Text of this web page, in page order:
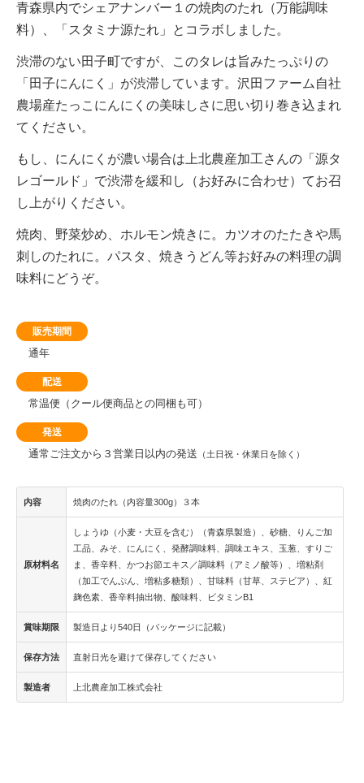
青森県内でシェアナンバー１の焼肉のたれ（万能調味
料）、「スタミナ源たれ」とコラボしました。
渋滞のない田子町ですが、このタレは旨みたっぷりの
「田子にんにく」が渋滞しています。沢田ファーム自社
農場産たっこにんにくの美味しさに思い切り巻き込まれ
てください。
もし、にんにくが濃い場合は上北農産加工さんの「源タ
レゴールド」で渋滞を緩和し（お好みに合わせ）てお召
し上がりください。
焼肉、野菜炒め、ホルモン焼きに。カツオのたたきや馬
刺しのたれに。パスタ、焼きうどん等お好みの料理の調
味料にどうぞ。
販売期間
通年
配送
常温便（クール便商品との同梱も可）
発送
通常ご注文から３営業日以内の発送 （土日祝・休業日を除く）
内容 焼肉のたれ（内容量300g）３本
原材料名
しょうゆ（小麦・大豆を含む）（青森県製造）、砂糖、りんご加
工品、みそ、にんにく、発酵調味料、調味エキス、玉葱、すりご
ま、香辛料、かつお節エキス／調味料（アミノ酸等）、増粘剤
（加工でんぷん、増粘多糖類）、甘味料（甘草、ステビア）、紅
麹色素、香辛料抽出物、酸味料、ビタミンB1
賞味期限 製造日より540日（パッケージに記載）
保存方法 直射日光を避けて保存してください
製造者 上北農産加工株式会社